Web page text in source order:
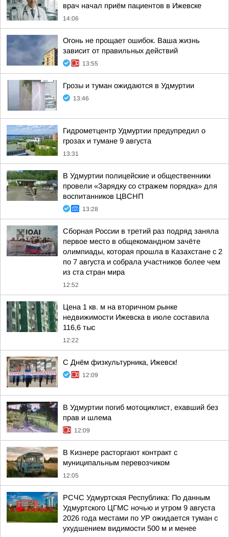
врач начал приём пациентов в Ижевске
14:06
Огонь не прощает ошибок. Ваша жизнь
зависит от правильных действий
13:55
Грозы и туман ожидаются в Удмуртии
13:46
Гидрометцентр Удмуртии предупредил о
грозах и тумане 9 августа
13:31
В Удмуртии полицейские и общественники
провели «Зарядку со стражем порядка» для
воспитанников ЦВСНП
13:28
Сборная России в третий раз подряд заняла
первое место в общекомандном зачёте
олимпиады, которая прошла в Казахстане с 2
по 7 августа и собрала участников более чем
из ста стран мира
12:52
Цена 1 кв. м на вторичном рынке
недвижимости Ижевска в июле составила
116,6 тыс
12:22
С Днём физкультурника, Ижевск!
12:09
В Удмуртии погиб мотоциклист, ехавший без
прав и шлема
12:09
В Кизнере расторгают контракт с
муниципальным перевозчиком
12:05
РСЧС Удмуртская Республика: По данным
Удмуртского ЦГМС ночью и утром 9 августа
2026 года местами по УР ожидается туман с
ухудшением видимости 500 м и менее